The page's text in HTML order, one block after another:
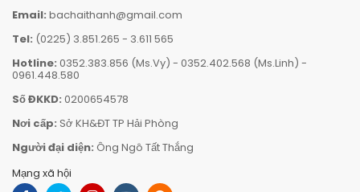
Email: bachaithanh@gmail.com
Tel: (0225) 3.851.265 - 3.611 565
Hotline: 0352.383.856 (Ms.Vy) - 0352.402.568 (Ms.Linh) -
0961.448.580
Số ĐKKD: 0200654578
Nơi cấp: Sở KH&ĐT TP Hải Phòng
Người đại diện: Ông Ngô Tất Thắng
Mạng xã hội